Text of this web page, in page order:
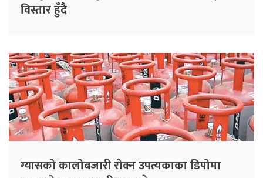
विस्तार हुँदै
ग्यासको कालोबजारी रोक्न उपत्यकाका डिपोमा